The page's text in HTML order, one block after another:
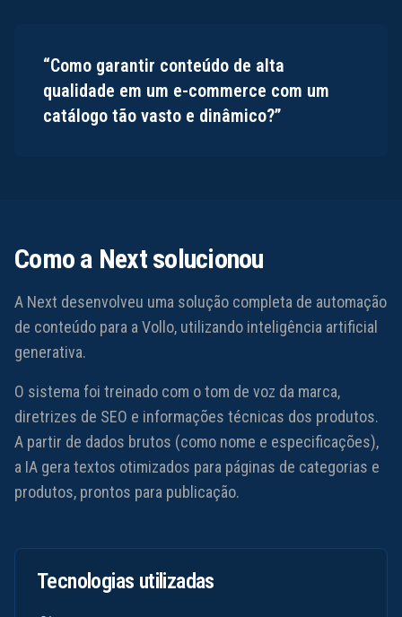
“Como garantir conteúdo de alta
qualidade em um e-commerce com um
catálogo tão vasto e dinâmico?”
Como a Next solucionou
A Next desenvolveu uma solução completa de automação
de conteúdo para a Vollo, utilizando inteligência artificial
generativa.
O sistema foi treinado com o tom de voz da marca,
diretrizes de SEO e informações técnicas dos produtos.
A partir de dados brutos (como nome e especificações),
a IA gera textos otimizados para páginas de categorias e
produtos, prontos para publicação.
Tecnologias utilizadas